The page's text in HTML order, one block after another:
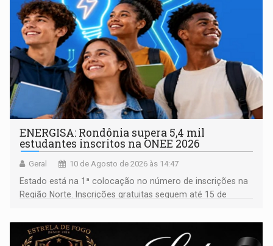
ENERGISA: Rondônia supera 5,4 mil
estudantes inscritos na ONEE 2026
Geral 10 de Agosto de 2026 às 14:47
Estado está na 1ª colocação no número de inscrições na
Região Norte. Inscrições gratuitas seguem até 15 de